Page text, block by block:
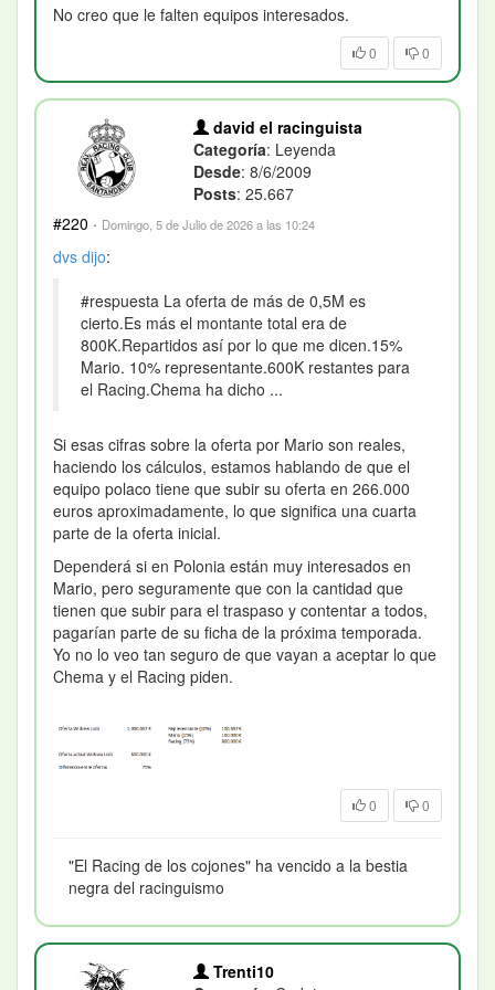
No creo que le falten equipos interesados.
0 0
david el racinguista
Categoría: Leyenda
Desde: 8/6/2009
Posts: 25.667
#220 · Domingo, 5 de Julio de 2026 a las 10:24
dvs dijo:
#respuesta La oferta de más de 0,5M es
cierto.Es más el montante total era de
800K.Repartidos así por lo que me dicen.15%
Mario. 10% representante.600K restantes para
el Racing.Chema ha dicho ...
Si esas cifras sobre la oferta por Mario son reales,
haciendo los cálculos, estamos hablando de que el
equipo polaco tiene que subir su oferta en 266.000
euros aproximadamente, lo que significa una cuarta
parte de la oferta inicial.
Dependerá si en Polonia están muy interesados en
Mario, pero seguramente que con la cantidad que
tienen que subir para el traspaso y contentar a todos,
pagarían parte de su ficha de la próxima temporada.
Yo no lo veo tan seguro de que vayan a aceptar lo que
Chema y el Racing piden.
0 0
"El Racing de los cojones" ha vencido a la bestia
negra del racinguismo
Trenti10